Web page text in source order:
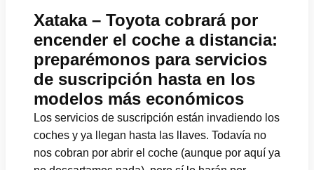
Xataka – Toyota cobrará por
encender el coche a distancia:
preparémonos para servicios
de suscripción hasta en los
modelos más económicos
Los servicios de suscripción están invadiendo los
coches y ya llegan hasta las llaves. Todavía no
nos cobran por abrir el coche (aunque por aquí ya